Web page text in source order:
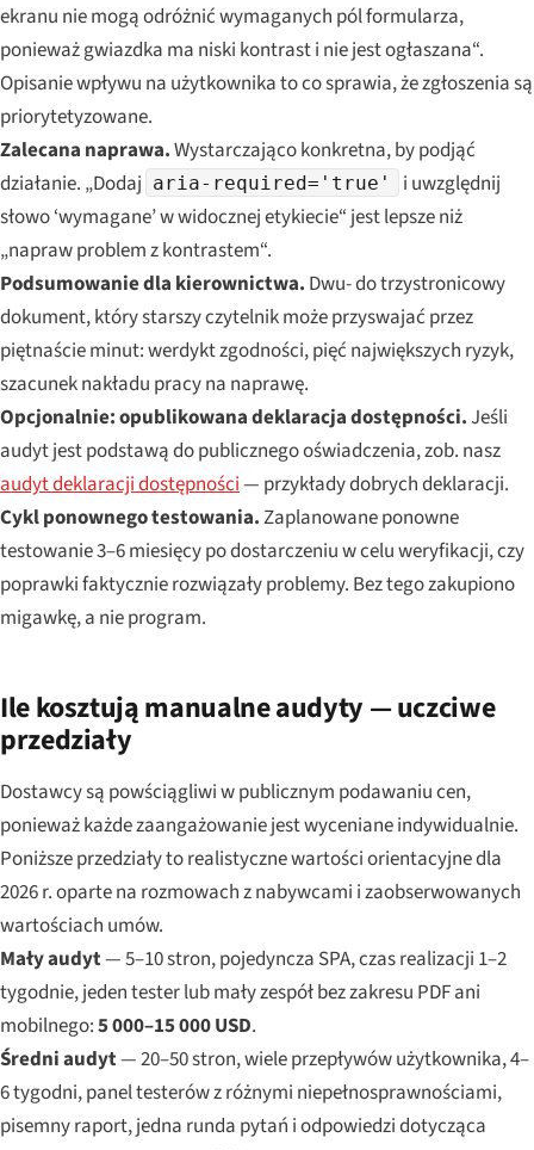
ekranu nie mogą odróżnić wymaganych pól formularza,
ponieważ gwiazdka ma niski kontrast i nie jest ogłaszana“.
Opisanie wpływu na użytkownika to co sprawia, że zgłoszenia są
priorytetyzowane.
Zalecana naprawa.Wystarczająco konkretna, by podjąć
działanie. „Dodaj aria-required='true'
i uwzględnij
słowo ‘wymagane’ w widocznej etykiecie“ jest lepsze niż
„napraw problem z kontrastem“.
Podsumowanie dla kierownictwa. Dwu- do trzystronicowy
dokument, który starszy czytelnik może przyswajać przez
piętnaście minut: werdykt zgodności, pięć największych ryzyk,
szacunek nakładu pracy na naprawę.
Opcjonalnie: opublikowana deklaracja dostępności.Jeśli
audyt jest podstawą do publicznego oświadczenia, zob. nasz
audyt deklaracji dostępności— przykłady dobrych deklaracji.
Cykl ponownego testowania.Zaplanowane ponowne
testowanie 3–6 miesięcy po dostarczeniu w celu weryfikacji, czy
poprawki faktycznie rozwiązały problemy. Bez tego zakupiono
migawkę, a nie program.
Ile kosztują manualne audyty — uczciwe
przedziały
Dostawcy są powściągliwi w publicznym podawaniu cen,
ponieważ każde zaangażowanie jest wyceniane indywidualnie.
Poniższe przedziały to realistyczne wartości orientacyjne dla
2026 r. oparte na rozmowach z nabywcami i zaobserwowanych
wartościach umów.
Mały audyt— 5–10 stron, pojedyncza SPA, czas realizacji 1–2
tygodnie, jeden tester lub mały zespół bez zakresu PDF ani
mobilnego:5 000–15 000 USD.
Średni audyt— 20–50 stron, wiele przepływów użytkownika, 4–
6 tygodni, panel testerów z różnymi niepełnosprawnościami,
pisemny raport, jedna runda pytań i odpowiedzi dotycząca